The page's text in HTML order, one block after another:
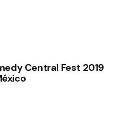
Central Fest 2019